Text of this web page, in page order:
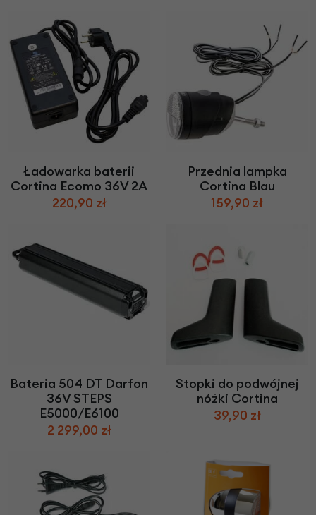
Ładowarka baterii
Cortina Ecomo 36V 2A
220,90 zł
Przednia lampka
Cortina Blau
159,90 zł
Bateria 504 DT Darfon
36V STEPS
E5000/E6100
2 299,00 zł
Stopki do podwójnej
nóżki Cortina
39,90 zł